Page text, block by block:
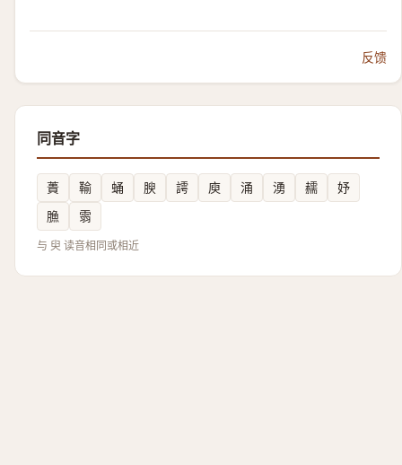
反馈
同音字
蕢 䩱 蛹 腴 謣 庾 涌 湧 䞕
妤
䐳
䨒
与 臾 读音相同或相近